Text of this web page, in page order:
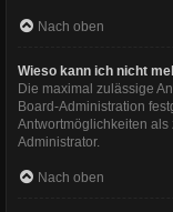
Nach oben
Wieso kann ich nicht
Die maximal zulässige
Board-Administration
Antwortmöglichkeiten
Administrator.
Nach oben